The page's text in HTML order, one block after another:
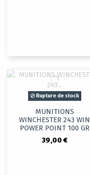
Rupture de stock
MUNITIONS
WINCHESTER 243 WIN
POWER POINT 100 GR
39,00 €